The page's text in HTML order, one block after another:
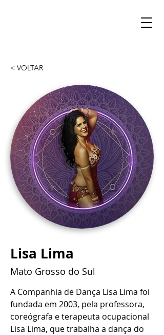
< VOLTAR
Lisa Lima
Mato Grosso do Sul
A Companhia de Dança Lisa Lima foi
fundada em 2003, pela professora,
coreógrafa e terapeuta ocupacional
Lisa Lima, que trabalha a dança do